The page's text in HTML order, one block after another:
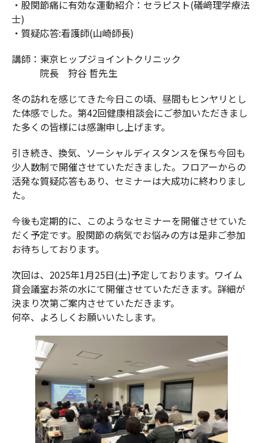
・股関節痛に有効な運動紹介：セラピスト(礒﨑理学療法
士)
・質疑応答:看護師(山崎師長)
講師：東京ヒップジョイントクリニック
院長 狩谷 哲先生
冬の訪れを感じてきた今日この頃、昼間もヒンヤリとし
た体感でした。第42回健康相談会にご参加いただきまし
た多くの皆様には感謝申し上げます。
引き続き、換気、ソーシャルディスタンスを保ち今回も
少人数制で開催させていただきました。フロアーからの
活発な質疑応答もあり、セミナーは大成功に終わりまし
た。
今後も定期的に、このようなセミナーを開催させていた
だく予定です。股関節の病気でお悩みの方は是非ご参加
お待ちしております。
次回は、2025年1月25日(土)予定しております。ワイム
貸会議室お茶の水にて開催させていただきます。詳細が
決まり次第ご案内させていただきます。
何卒、よろしくお願いいたします。